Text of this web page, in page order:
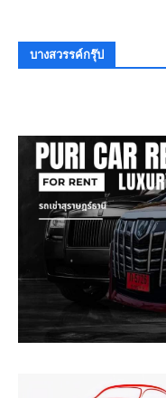
บางสวรรค์กรุ๊ป